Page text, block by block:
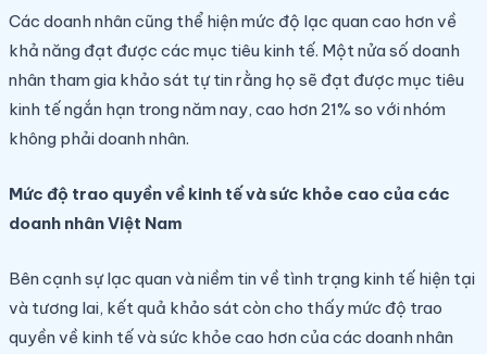
Các doanh nhân cũng thể hiện mức độ lạc quan cao hơn về
khả năng đạt được các mục tiêu kinh tế. Một nửa số doanh
nhân tham gia khảo sát tự tin rằng họ sẽ đạt được mục tiêu
kinh tế ngắn hạn trong năm nay, cao hơn 21% so với nhóm
không phải doanh nhân.
Mức độ trao quyền về kinh tế và sức khỏe cao của các
doanh nhân Việt Nam
Bên cạnh sự lạc quan và niềm tin về tình trạng kinh tế hiện tại
và tương lai, kết quả khảo sát còn cho thấy mức độ trao
quyền về kinh tế và sức khỏe cao hơn của các doanh nhân